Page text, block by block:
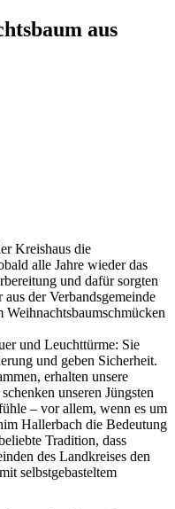
aus
Kreishaus die
alle Jahre wieder das
und dafür sorgten
der Verbandsgemeinde
und Leuchttürme: Sie
und geben Sicherheit.
erhalten unsere
unseren Jüngsten
– vor allem, wenn es um
Hallerbach die Bedeutung
Tradition, dass
des Landkreises den
selbstgebasteltem